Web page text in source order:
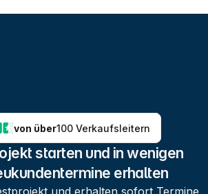
von über100 Verkaufsleitern
starten und in wenigen
erhalten
und erhalten sofort Termine